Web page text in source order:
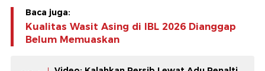
Baca juga:
Kualitas Wasit Asing di IBL 2026 Dianggap
Belum Memuaskan